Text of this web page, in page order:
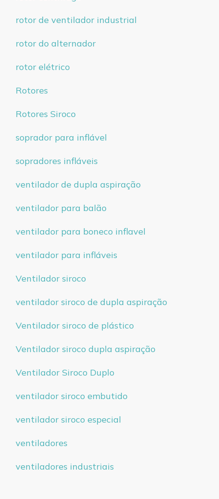
rotor de ventilador industrial
rotor do alternador
rotor elétrico
Rotores
Rotores Siroco
soprador para inflável
sopradores infláveis
ventilador de dupla aspiração
ventilador para balão
ventilador para boneco inflavel
ventilador para infláveis
Ventilador siroco
ventilador siroco de dupla aspiração
Ventilador siroco de plástico
Ventilador siroco dupla aspiração
Ventilador Siroco Duplo
ventilador siroco embutido
ventilador siroco especial
ventiladores
ventiladores industriais